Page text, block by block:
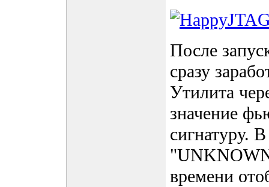
После
сразу
Утилита
значение
сигнатуру.
времени